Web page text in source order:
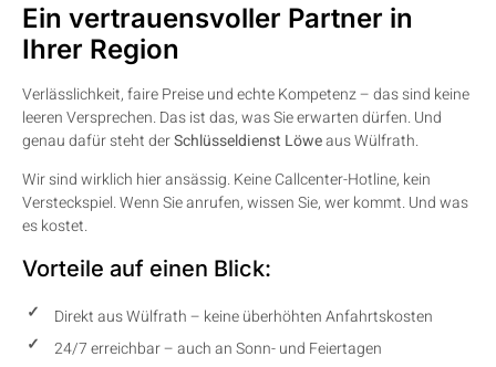
Ein vertrauensvoller Partner in
Ihrer Region
Verlässlichkeit, faire Preise und echte Kompetenz – das sind keine
leeren Versprechen. Das ist das, was Sie erwarten dürfen. Und
genau dafür steht derSchlüsseldienst Löweaus Wülfrath.
Wir sind wirklich hier ansässig. Keine Callcenter-Hotline, kein
Versteckspiel. Wenn Sie anrufen, wissen Sie, wer kommt. Und was
es kostet.
Vorteile auf einen Blick:
Direkt aus Wülfrath – keine überhöhten Anfahrtskosten
24/7 erreichbar – auch an Sonn- und Feiertagen